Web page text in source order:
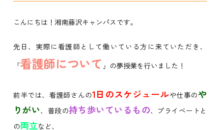
こんにちは！湘南藤沢キャンパスです。
先日、実際に看護師として働いている方に来ていただき、
「看護師について 」の夢授業を行いました！
前半では、看護師さんの1日のスケジュールや仕事のや
りがい、普段の持ち歩いているもの、プライベートと
の両立など、